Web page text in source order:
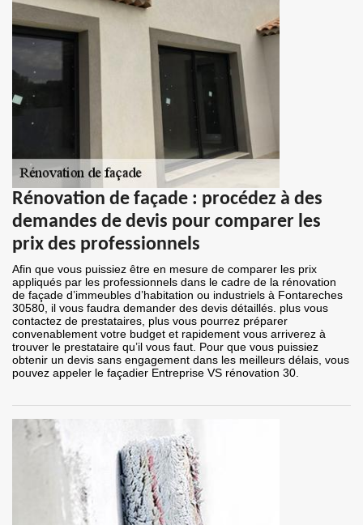
Rénovation de façade : procédez à des
demandes de devis pour comparer les
prix des professionnels
Afin que vous puissiez être en mesure de comparer les prix
appliqués par les professionnels dans le cadre de la rénovation
de façade d’immeubles d’habitation ou industriels à Fontareches
30580, il vous faudra demander des devis détaillés. plus vous
contactez de prestataires, plus vous pourrez préparer
convenablement votre budget et rapidement vous arriverez à
trouver le prestataire qu’il vous faut. Pour que vous puissiez
obtenir un devis sans engagement dans les meilleurs délais, vous
pouvez appeler le façadier Entreprise VS rénovation 30.